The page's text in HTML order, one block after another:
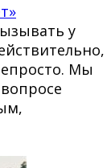
у
Мы